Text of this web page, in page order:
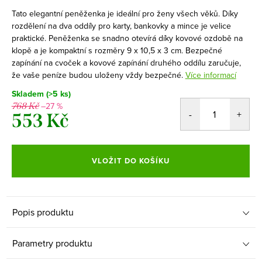
Tato elegantní peněženka je ideální pro ženy všech věků. Díky
rozdělení na dva oddíly pro karty, bankovky a mince je velice
praktické. Peněženka se snadno otevírá díky kovové ozdobě na
klopě a je kompaktní s rozměry 9 x 10,5 x 3 cm. Bezpečné
zapínání na cvoček a kovové zapínání druhého oddílu zaručuje,
že vaše peníze budou uloženy vždy bezpečné. Více informací
Skladem (>5 ks)
768 Kč–27 %
553 Kč
cena:
VLOŽIT DO KOŠÍKU
Popis produktu
Parametry produktu